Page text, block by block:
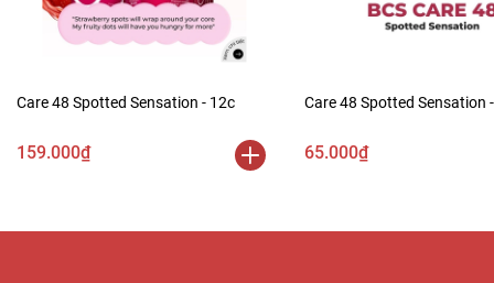
Care 48 Spotted Sensation - 12c
159.000₫
Care 48 Spotted Sensation
65.000₫